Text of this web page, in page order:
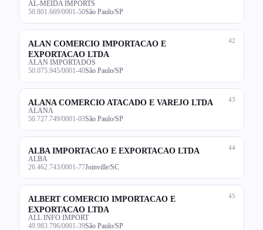
AL-MEIDA IMPORTS
50.801.669/0001-50São Paulo/SP
42
ALAN COMERCIO IMPORTACAO E
EXPORTACAO LTDA
ALAN IMPORTADOS
50.075.945/0001-40São Paulo/SP
43
ALANA COMERCIO ATACADO E VAREJO LTDA
ALANA
50.727.749/0001-03São Paulo/SP
44
ALBA IMPORTACAO E EXPORTACAO LTDA
ALBA
26.462.743/0001-77Joinville/SC
45
ALBERT COMERCIO IMPORTACAO E
EXPORTACAO LTDA
ALL INFO IMPORT
49.983.796/0001-39São Paulo/SP